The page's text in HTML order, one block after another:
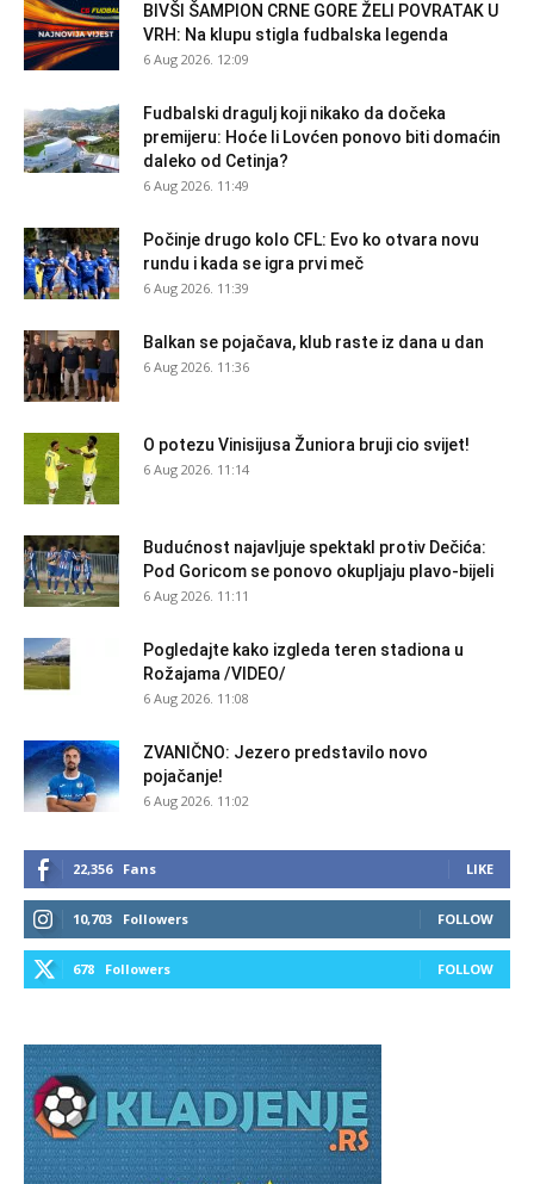
BIVŠI ŠAMPION CRNE GORE ŽELI POVRATAK U
VRH: Na klupu stigla fudbalska legenda
6 Aug 2026. 12:09
Fudbalski dragulj koji nikako da dočeka
premijeru: Hoće li Lovćen ponovo biti domaćin
daleko od Cetinja?
6 Aug 2026. 11:49
Počinje drugo kolo CFL: Evo ko otvara novu
rundu i kada se igra prvi meč
6 Aug 2026. 11:39
Balkan se pojačava, klub raste iz dana u dan
6 Aug 2026. 11:36
O potezu Vinisijusa Žuniora bruji cio svijet!
6 Aug 2026. 11:14
Budućnost najavljuje spektakl protiv Dečića:
Pod Goricom se ponovo okupljaju plavo-bijeli
6 Aug 2026. 11:11
Pogledajte kako izgleda teren stadiona u
Rožajama /VIDEO/
6 Aug 2026. 11:08
ZVANIČNO: Jezero predstavilo novo
pojačanje!
6 Aug 2026. 11:02
22,356 Fans LIKE
10,703 Followers FOLLOW
678 Followers FOLLOW